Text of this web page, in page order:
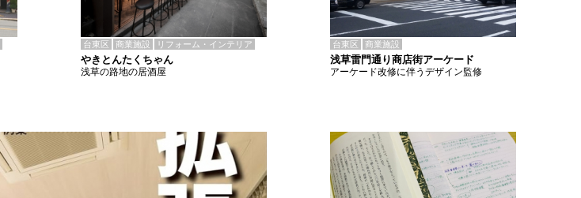
台東区 商業施設 リフォーム・インテリア
やきとんたくちゃん
浅草の路地の居酒屋
台東区 商業施設
浅草雷門通り商店街アーケード
アーケード改修に伴うデザイン監修